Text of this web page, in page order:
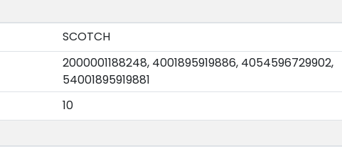
SCOTCH
2000001188248, 4001895919886, 4054596729902,
54001895919881
10